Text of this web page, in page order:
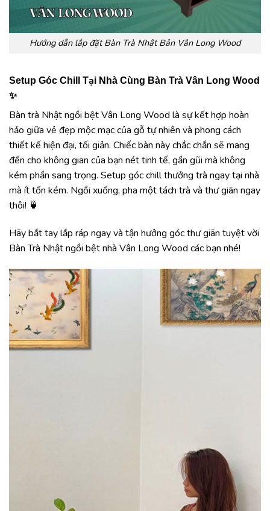
Hướng dẫn lắp đặt Bàn Trà Nhật Bản Vân Long Wood
Setup Góc Chill Tại Nhà Cùng Bàn Trà Vân Long Wood
✨
Bàn trà Nhật ngồi bệt Vân Long Wood là sự kết hợp hoàn
hảo giữa vẻ đẹp mộc mạc của gỗ tự nhiên và phong cách
thiết kế hiện đại, tối giản. Chiếc bàn này chắc chắn sẽ mang
đến cho không gian của bạn nét tinh tế, gần gũi mà không
kém phần sang trọng. Setup góc chill thưởng trà ngay tại nhà
mà ít tốn kém. Ngồi xuống, pha một tách trà và thư giãn ngay
thôi! 🍵
Hãy bắt tay lắp ráp ngay và tận hưởng góc thư giãn tuyệt vời
Bàn Trà Nhật ngồi bệt nhà Vân Long Wood các bạn nhé!